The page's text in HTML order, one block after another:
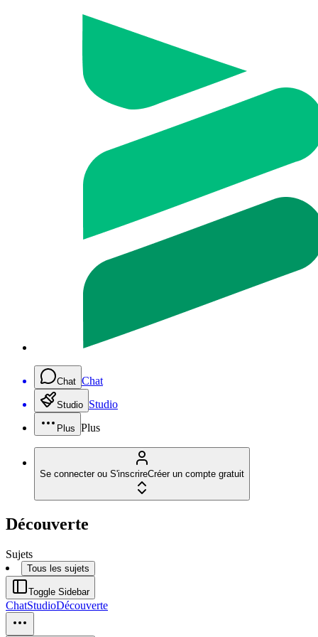
Chat Chat
Studio Studio
Plus Plus
Se connecter ou S'inscrireCréer un compte gratuit
Découverte
Sujets
Tous les sujets
Toggle Sidebar
ChatStudioDécouverte